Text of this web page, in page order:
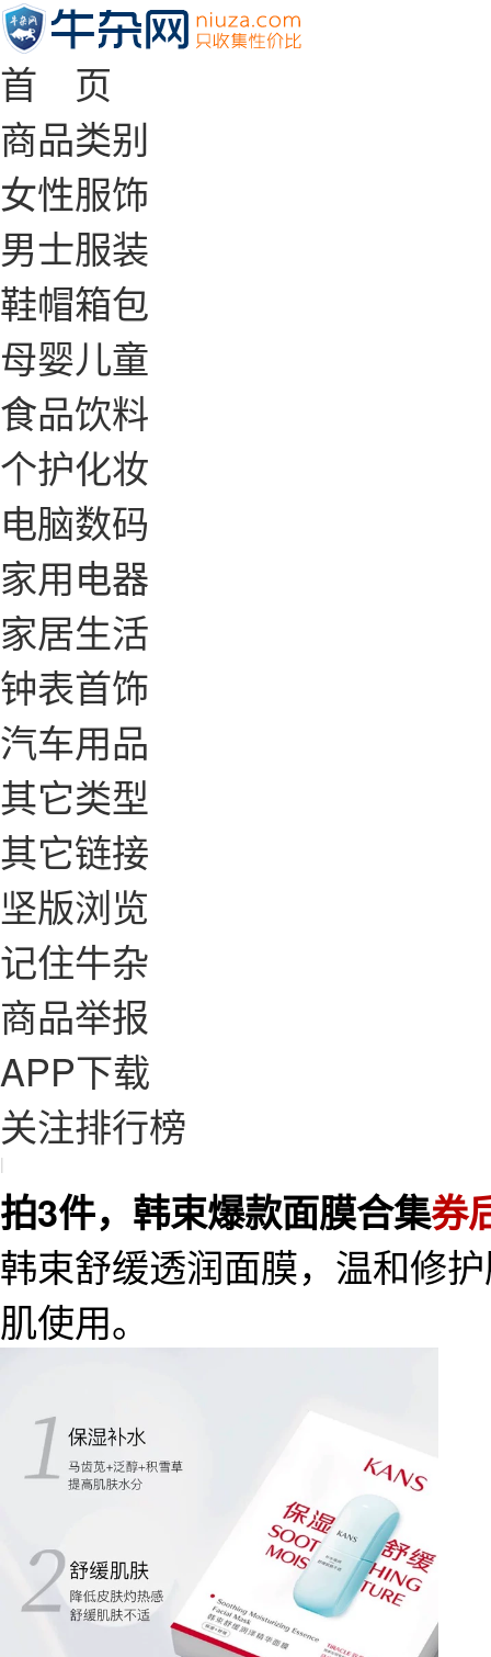
首 页
商品类别
女性服饰
男士服装
鞋帽箱包
母婴儿童
食品饮料
个护化妆
电脑数码
家用电器
家居生活
钟表首饰
汽车用品
其它类型
其它链接
坚版浏览
记住牛杂
商品举报
APP下载
关注排行榜
|
拍3件，韩束爆款面膜合集券
韩束舒缓透润面膜，温和修
肌使用。